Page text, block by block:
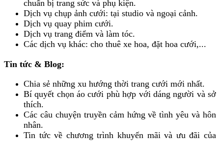
chuẩn bị trang sức và phụ kiện.
Dịch vụ chụp ảnh cưới: tại studio và ngoại cảnh.
Dịch vụ quay phim cưới.
Dịch vụ trang điểm và làm tóc.
Các dịch vụ khác: cho thuê xe hoa, đặt hoa cưới,...
Tin tức & Blog:
Chia sẻ những xu hướng thời trang cưới mới nhất.
Bí quyết chọn áo cưới phù hợp với dáng người và sở
thích.
Các câu chuyện truyền cảm hứng về tình yêu và hôn
nhân.
Tin tức về chương trình khuyến mãi và ưu đãi của